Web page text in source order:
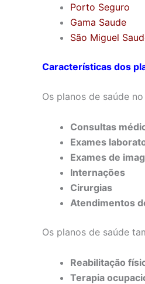
Porto Seguro
Gama Saude
São Miguel
Características dos
Os planos de saúde
Consultas
Exames
Exames de
Internações
Cirurgias
Atendimentos
Os planos de saúde
Reabilitação
Terapia